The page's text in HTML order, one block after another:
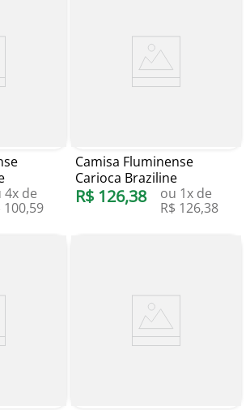
4x de
100,59
Camisa Fluminense
Carioca Braziline
R$ 126,38 ou 1x de
R$ 126,38